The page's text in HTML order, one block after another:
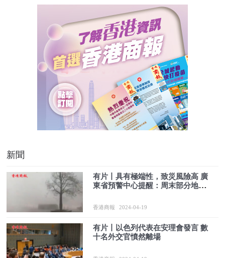
新聞
有片丨具有極端性，致災風險高 廣
東省預警中心提醒：周末部分地區
香港商報 2024-04-19
有片丨以色列代表在安理會發言 數
十名外交官憤然離場